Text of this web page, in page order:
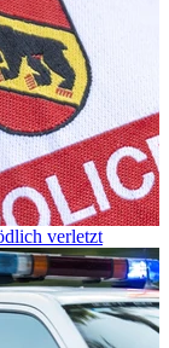
verletzt